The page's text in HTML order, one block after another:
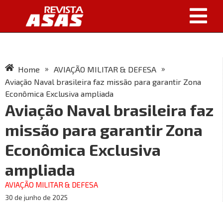
Home » AVIAÇÃO MILITAR & DEFESA »
Aviação Naval brasileira faz missão para garantir Zona
Econômica Exclusiva ampliada
Aviação Naval brasileira faz
missão para garantir Zona
Econômica Exclusiva
ampliada
AVIAÇÃO MILITAR & DEFESA
30 de junho de 2025